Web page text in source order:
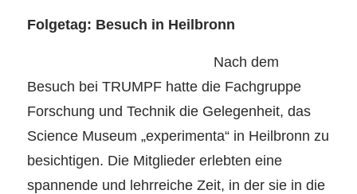
Folgetag: Besuch in Heilbronn
Nach dem
Besuch bei TRUMPF hatte die Fachgruppe
Forschung und Technik die Gelegenheit, das
Science Museum „experimenta“ in Heilbronn zu
besichtigen. Die Mitglieder erlebten eine
spannende und lehrreiche Zeit, in der sie in die